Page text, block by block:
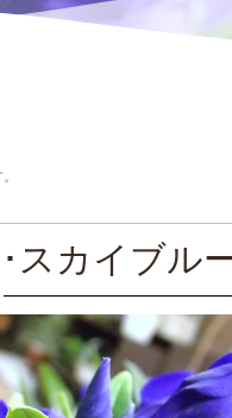
スカイブル